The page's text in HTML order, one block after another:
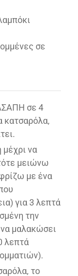
σε
σε 4
κατσαρόλα,
να
μειώνω
με ένα
για 3 λεπτά
την
μαλακώσει
λεπτά
το